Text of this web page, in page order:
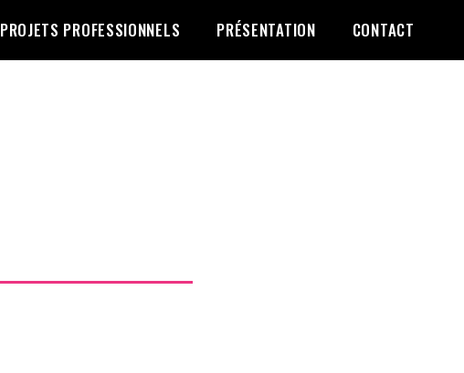
PROJETS PROFESSIONNELS PRÉSENTATION CONTACT